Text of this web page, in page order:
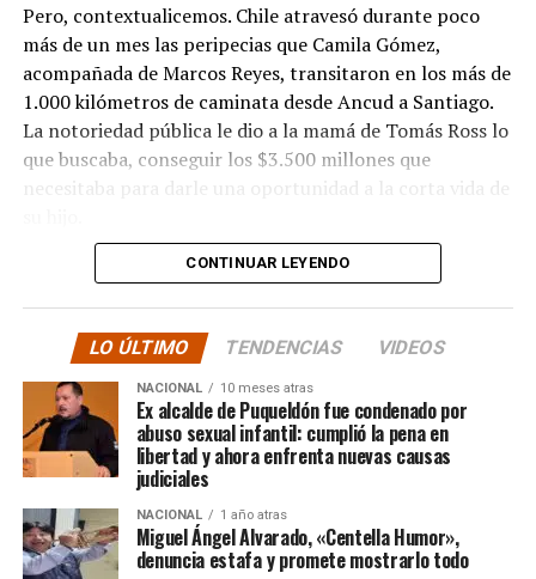
Pero, contextualicemos. Chile atravesó durante poco
más de un mes las peripecias que Camila Gómez,
acompañada de Marcos Reyes, transitaron en los más de
1.000 kilómetros de caminata desde Ancud a Santiago.
La notoriedad pública le dio a la mamá de Tomás Ross lo
que buscaba, conseguir los $3.500 millones que
necesitaba para darle una oportunidad a la corta vida de
La solidaridad y empatía de los chilenos en cada paso
sino que se superó con creces. De hecho, el último
cómputo dado a conocer reveló la suma total de
$3.689.545.200.
Según Camila Gómez, el excedente de casi $200
millones sería destinadopara los costos médicos
asociados al suministro del Elevidys «porque los 3.500
millonessolo incluye el frasco del fármaco y no los
otros gastos relacionados con los tres meses del
CONTINUAR LEYENDO
LO ÚLTIMO TENDENCIAS VIDEOS
NACIONAL 10 meses atras
Ex alcalde de Puqueldón fue condenado por
abuso sexual infantil: cumplió la pena en
libertad y ahora enfrenta nuevas causas
judiciales
NACIONAL 1 año atras
Miguel Ángel Alvarado, «Centella Humor»,
denuncia estafa y promete mostrarlo todo